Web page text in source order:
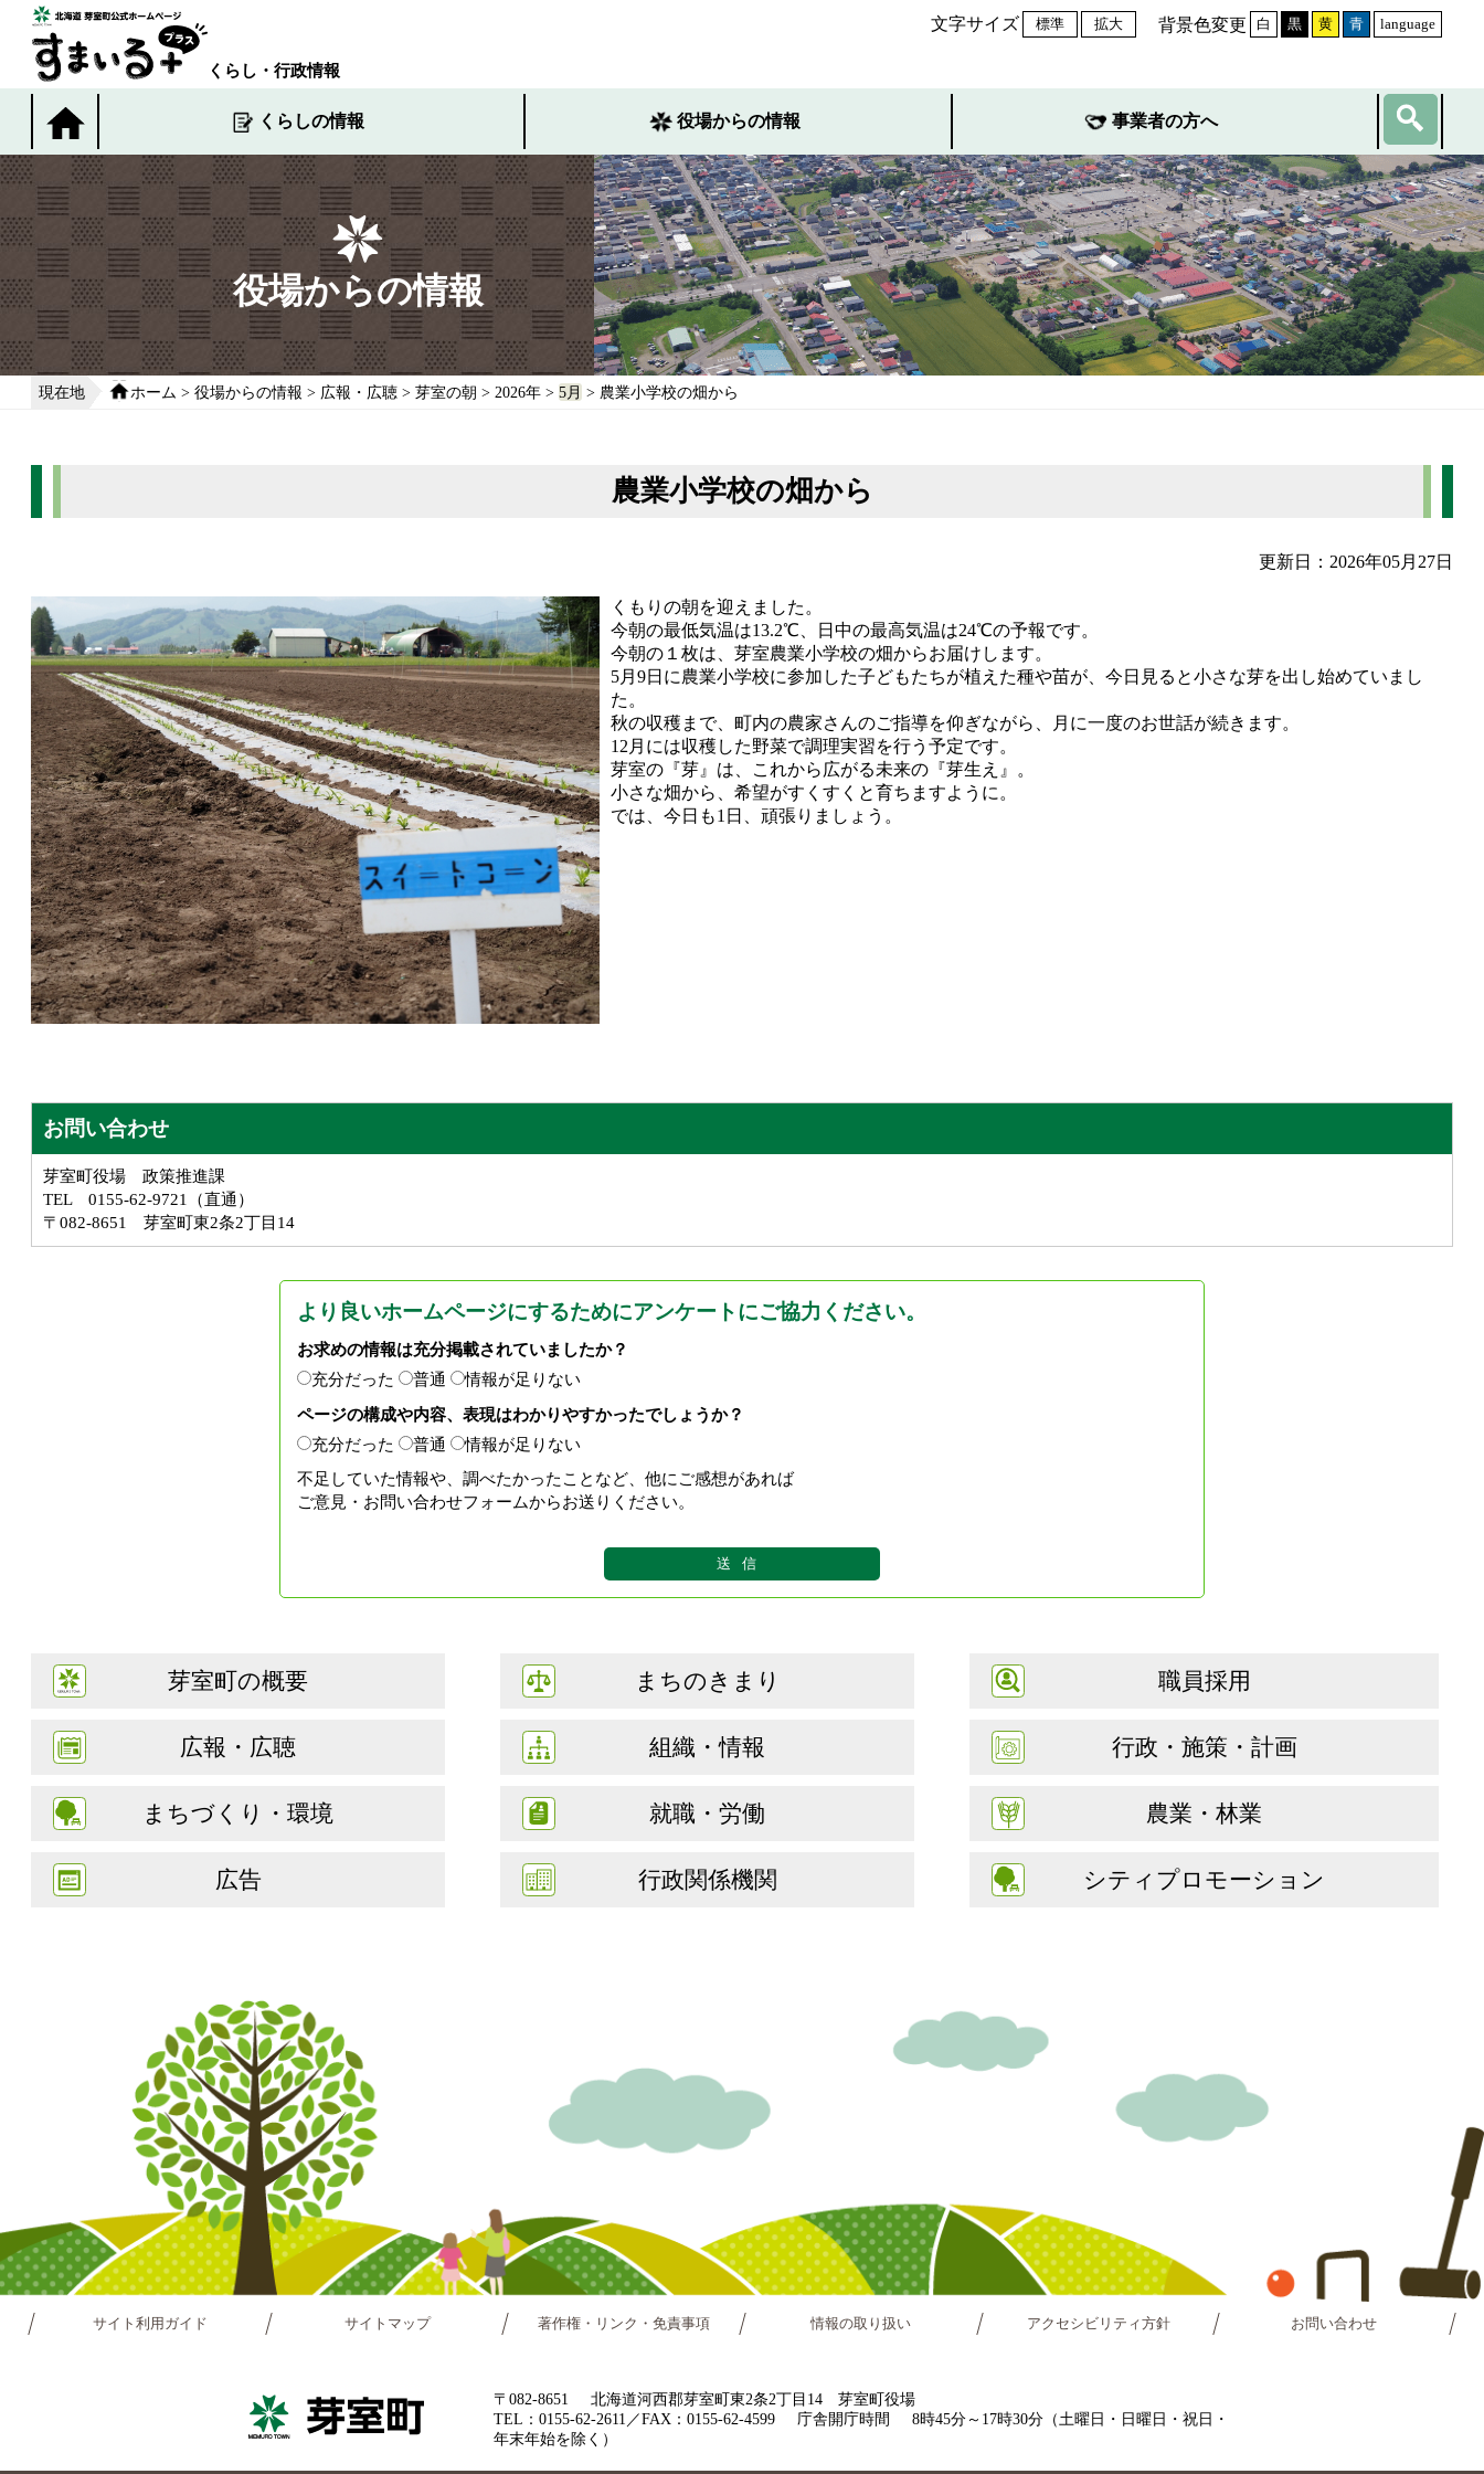
くらし・行政情報
文字サイズ 標準 拡大 背景色変更 白 黒 黄 青 language
くらしの情報 役場からの情報 事業者の方へ
役場からの情報
現在地 ホーム > 役場からの情報 > 広報・広聴 > 芽室の朝 > 2026年 > 5月 > 農業小学校の畑から
農業小学校の畑から
更新日：2026年05月27日
くもりの朝を迎えました。
今朝の最低気温は13.2℃、日中の最高気温は24℃の予報です。
今朝の１枚は、芽室農業小学校の畑からお届けします。
5月9日に農業小学校に参加した子どもたちが植えた種や苗が、今日見ると小さな芽を出し始めていまし
た。
秋の収穫まで、町内の農家さんのご指導を仰ぎながら、月に一度のお世話が続きます。
12月には収穫した野菜で調理実習を行う予定です。
芽室の『芽』は、これから広がる未来の『芽生え』。
小さな畑から、希望がすくすくと育ちますように。
では、今日も1日、頑張りましょう。
お問い合わせ
芽室町役場 政策推進課
TEL 0155-62-9721（直通）
〒082-8651 芽室町東2条2丁目14
より良いホームページにするためにアンケートにご協力ください。
お求めの情報は充分掲載されていましたか？
充分だった
普通
情報が足りない
ページの構成や内容、表現はわかりやすかったでしょうか？
充分だった
普通
情報が足りない
不足していた情報や、調べたかったことなど、他にご感想があれば
ご意見・お問い合わせフォームからお送りください。
芽室町の概要 まちのきまり 職員採用
広報・広聴 組織・情報 行政・施策・計画
まちづくり・環境 就職・労働 農業・林業
広告 行政関係機関 シティプロモーション
サイト利用ガイド サイトマップ 著作権・リンク・免責事項 情報の取り扱い アクセシビリティ方針 お問い合わせ
〒082-8651
北海道河西郡芽室町東2条2丁目14 芽室町役場
TEL：0155-62-2611／FAX：0155-62-4599
庁舎開庁時間
8時45分～17時30分（土曜日・日曜日・祝日・
年末年始を除く）